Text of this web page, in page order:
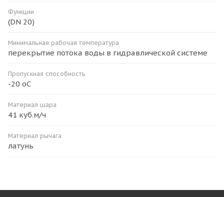
Функции
(DN 20)
Минимальная рабочая температура
перекрытие потока воды в гидравлической системе
Пропускная способность
-20 оС
Материал шара
41 куб.м/ч
Материал рычага
латунь